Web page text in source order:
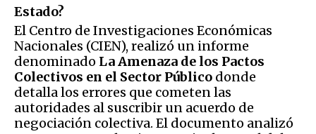
Estado?
El Centro de Investigaciones Económicas
Nacionales (CIEN), realizó un informe
denominado La Amenaza de los Pactos
Colectivos en el Sector Público donde
detalla los errores que cometen las
autoridades al suscribir un acuerdo de
negociación colectiva. El documento analizó